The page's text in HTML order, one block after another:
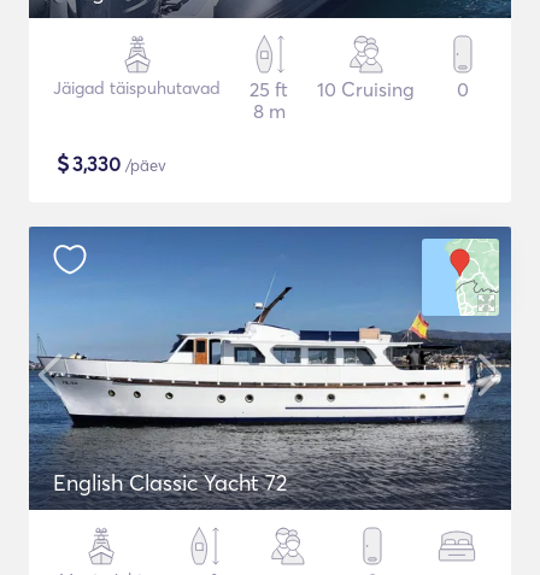
Jäigad täispuhutavad
25 ft
8 m
10 Cruising 0
$3,330 /päev
English Classic Yacht 72